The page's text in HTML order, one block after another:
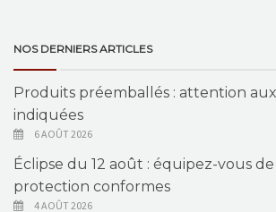
NOS DERNIERS ARTICLES
Produits préemballés : attention
indiquées
6 AOÛT 2026
Éclipse du 12 août : équipez-vous
protection conformes
4 AOÛT 2026